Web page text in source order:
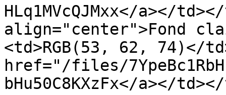
HLq1MVcQJMxx</a></
align="center">Fond
<td>RGB(53, 62, 74)</
href="/files/
bHu50C8KXzFx</a></